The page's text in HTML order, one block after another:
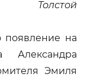
Толстой
появление на
Эмиля